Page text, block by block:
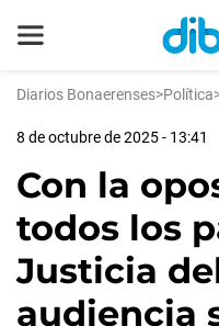
Diarios Bonaerenses>Política
8 de octubre de 2025 - 13:41
Con la
todos los
Justicia
audiencia